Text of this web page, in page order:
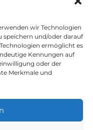
wir Technologien
speichern und/oder darauf
ermöglicht es
Kennungen auf
oder der
Merkmale und